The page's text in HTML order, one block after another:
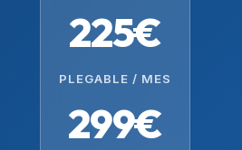
225€
PLEGABLE / MES
299€